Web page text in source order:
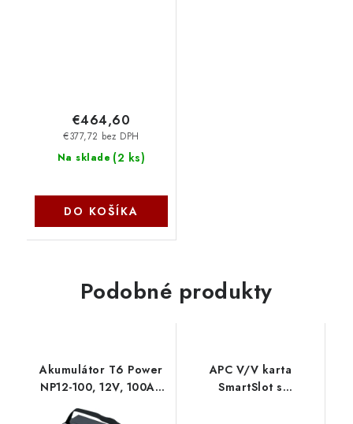
Na sklade (2 ks)
€377,72 bez DPH
€464,60
DO KOŠÍKA
Podobné produkty
Akumulátor T6 Power
NP12-100, 12V, 100Ah
T6UPS0054 T6 power
APC V/V karta
SmartSlot s